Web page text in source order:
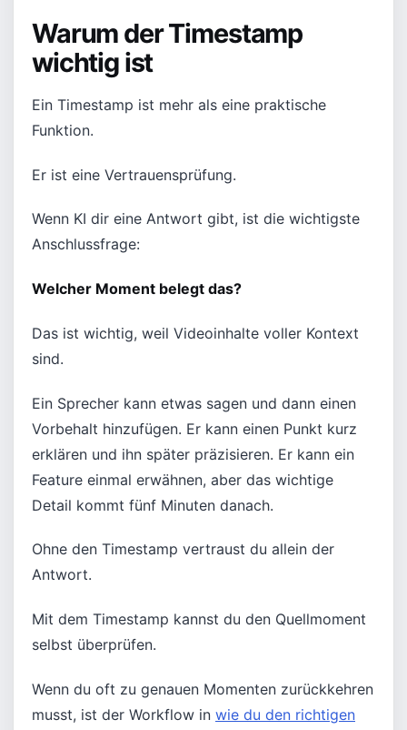
Warum der Timestamp
wichtig ist
Ein Timestamp ist mehr als eine praktische
Funktion.
Er ist eine Vertrauensprüfung.
Wenn KI dir eine Antwort gibt, ist die wichtigste
Anschlussfrage:
Welcher Moment belegt das?
Das ist wichtig, weil Videoinhalte voller Kontext
sind.
Ein Sprecher kann etwas sagen und dann einen
Vorbehalt hinzufügen. Er kann einen Punkt kurz
erklären und ihn später präzisieren. Er kann ein
Feature einmal erwähnen, aber das wichtige
Detail kommt fünf Minuten danach.
Ohne den Timestamp vertraust du allein der
Antwort.
Mit dem Timestamp kannst du den Quellmoment
selbst überprüfen.
Wenn du oft zu genauen Momenten zurückkehren
musst, ist der Workflow in wie du den richtigen